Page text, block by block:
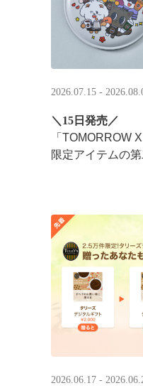
2026.07.15 -
＼15日発売／
「TOMORROW
限定アイテムの
2026.06.17 -